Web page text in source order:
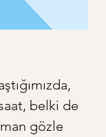
belki de
gözle